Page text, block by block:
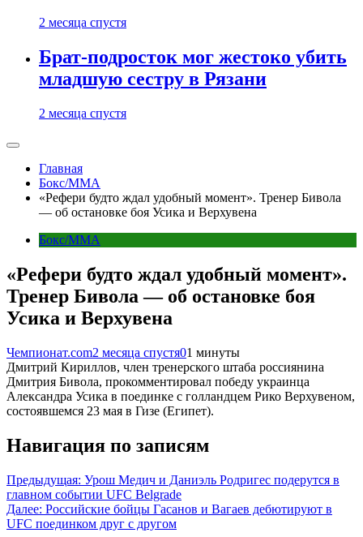
2 месяца спустя
Брат-подросток мог жестоко убить
младшую сестру в Рязани
2 месяца спустя
Главная
Бокс/MMA
«Рефери будто ждал удобный момент». Тренер Бивола
— об остановке боя Усика и Верхувена
Бокс/MMA
«Рефери будто ждал удобный момент».
Тренер Бивола — об остановке боя
Усика и Верхувена
Чемпионат.com2 месяца спустя01 минуты
Дмитрий Кириллов, член тренерского штаба россиянина
Дмитрия Бивола, прокомментировал победу украинца
Александра Усика в поединке с голландцем Рико Верхувеном,
состоявшемся 23 мая в Гизе (Египет).
Навигация по записям
Предыдущая: Урош Медич и Даниэль Родригес подерутся в
главном событии UFC Belgrade
Далее: Российские бойцы Гасанов и Вагаев дебютируют в
UFC поединком друг с другом